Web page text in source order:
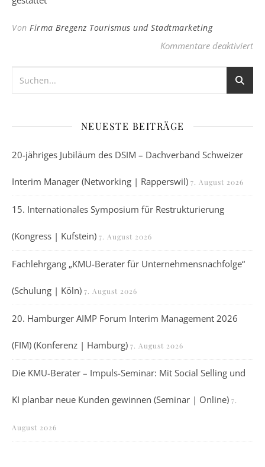
Von Firma Bregenz Tourismus und Stadtmarketing
Kommentare deaktiviertfür
NEUESTE BEITRÄGE
20-jähriges Jubiläum des DSIM – Dachverband Schweizer
Interim Manager (Networking | Rapperswil) 7. August 2026
15. Internationales Symposium für Restrukturierung
(Kongress | Kufstein) 7. August 2026
Fachlehrgang „KMU-Berater für Unternehmensnachfolge“
(Schulung | Köln) 7. August 2026
20. Hamburger AIMP Forum Interim Management 2026
(FIM) (Konferenz | Hamburg) 7. August 2026
Die KMU-Berater – Impuls-Seminar: Mit Social Selling und
KI planbar neue Kunden gewinnen (Seminar | Online) 7.
August 2026